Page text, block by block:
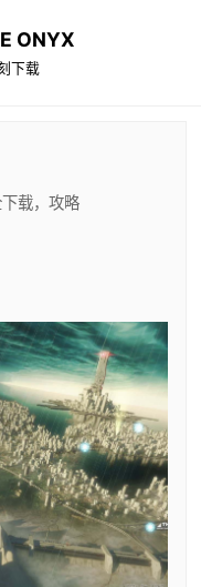
ONYX
下载
载，攻略